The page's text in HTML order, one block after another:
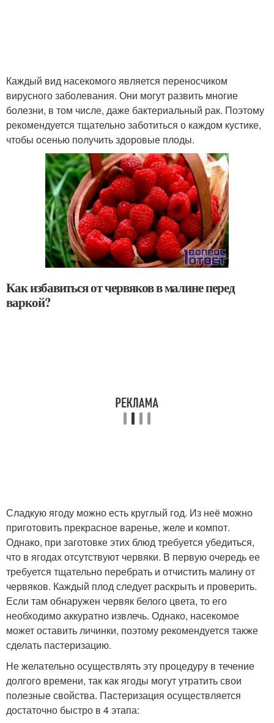
Каждый вид насекомого является переносчиком
вирусного заболевания. Они могут развить многие
болезни, в том числе, даже бактериальный рак. Поэтому
рекомендуется тщательно заботиться о каждом кустике,
чтобы осенью получить здоровые плоды.
Как избавиться от червяков в малине перед
варкой?
Сладкую ягоду можно есть круглый год. Из неё можно
приготовить прекрасное варенье, желе и компот.
Однако, при заготовке этих блюд требуется убедиться,
что в ягодах отсутствуют червяки. В первую очередь ее
требуется тщательно перебрать и отчистить малину от
червяков. Каждый плод следует раскрыть и проверить.
Если там обнаружен червяк белого цвета, то его
необходимо аккуратно извлечь. Однако, насекомое
может оставить личинки, поэтому рекомендуется также
сделать пастеризацию.
Не желательно осуществлять эту процедуру в течение
долгого времени, так как ягоды могут утратить свои
полезные свойства. Пастеризация осуществляется
достаточно быстро в 4 этапа: